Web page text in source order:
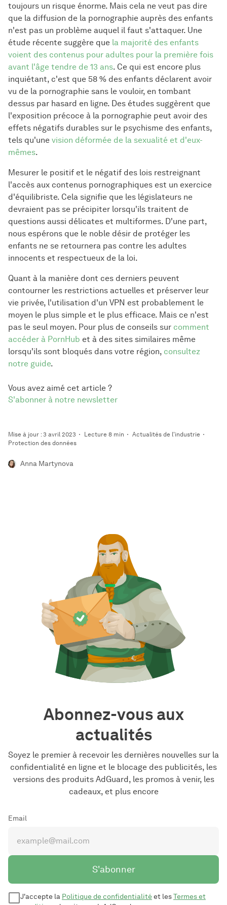
toujours un risque énorme. Mais cela ne veut pas dire
que la diffusion de la pornographie auprès des enfants
n'est pas un problème auquel il faut s'attaquer. Une
étude récente suggère que la majorité des enfants
voient des contenus pour adultes pour la première fois
avant l'âge tendre de 13 ans. Ce qui est encore plus
inquiétant, c'est que 58 % des enfants déclarent avoir
vu de la pornographie sans le vouloir, en tombant
dessus par hasard en ligne. Des études suggèrent que
l'exposition précoce à la pornographie peut avoir des
effets négatifs durables sur le psychisme des enfants,
tels qu'une vision déformée de la sexualité et d'eux-
mêmes.
Mesurer le positif et le négatif des lois restreignant
l'accès aux contenus pornographiques est un exercice
d'équilibriste. Cela signifie que les législateurs ne
devraient pas se précipiter lorsqu'ils traitent de
questions aussi délicates et multiformes. D'une part,
nous espérons que le noble désir de protéger les
enfants ne se retournera pas contre les adultes
innocents et respectueux de la loi.
Quant à la manière dont ces derniers peuvent
contourner les restrictions actuelles et préserver leur
vie privée, l'utilisation d'un VPN est probablement le
moyen le plus simple et le plus efficace. Mais ce n'est
pas le seul moyen. Pour plus de conseils sur comment
accéder à PornHub et à des sites similaires même
lorsqu'ils sont bloqués dans votre région, consultez
notre guide.
Vous avez aimé cet article ?
S'abonner à notre newsletter
Mise à jour : 3 avril 2023 Lecture 8 min
Actualités de l'industrie
Protection des données
Anna Martynova
Abonnez-vous aux
actualités
Soyez le premier à recevoir les dernières nouvelles sur la
confidentialité en ligne et le blocage des publicités, les
versions des produits AdGuard, les promos à venir, les
cadeaux, et plus encore
Email
S'abonner
J'accepte la Politique de confidentialitéet lesTermes et